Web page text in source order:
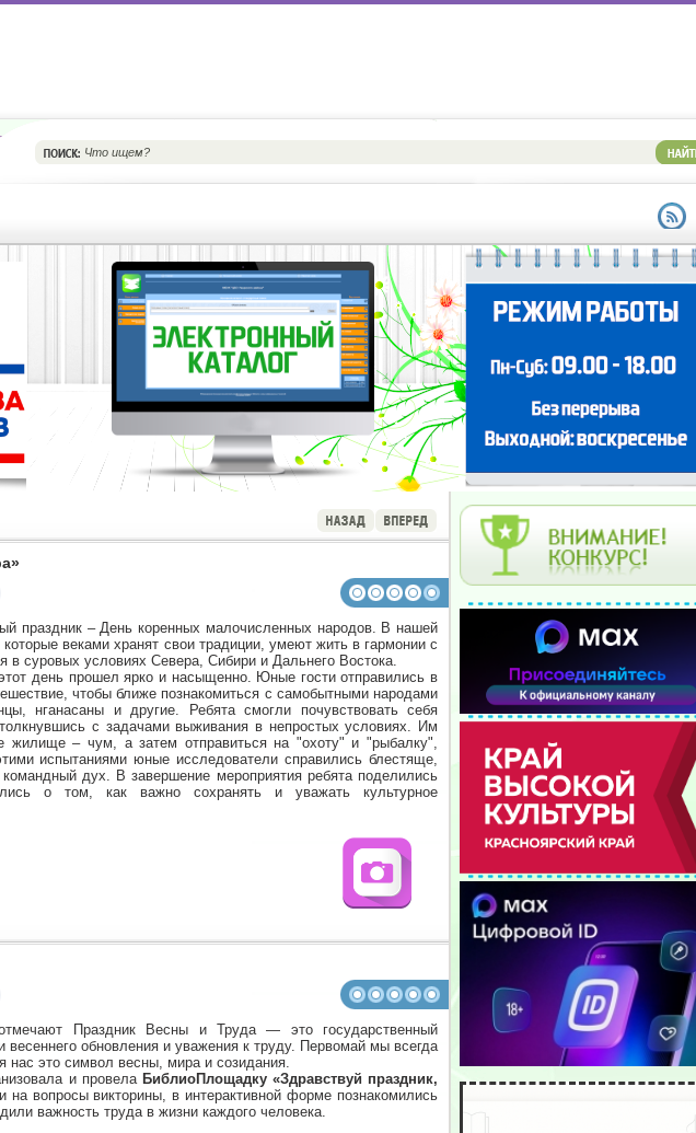
праздник – День коренных малочисленных народов. В нашей
веками хранят свои традиции, умеют жить в гармонии с
в суровых условиях Севера, Сибири и Дальнего Востока.
день прошел ярко и насыщенно. Юные гости отправились в
чтобы ближе познакомиться с самобытными народами
нганасаны и другие. Ребята смогли почувствовать себя
с задачами выживания в непростых условиях. Им
жилище – чум, а затем отправиться на "охоту" и "рыбалку",
испытаниями юные исследователи справились блестяще,
дух. В завершение мероприятия ребята поделились
о том, как важно сохранять и уважать культурное
Праздник Весны и Труда — это государственный
весеннего обновления и уважения к труду. Первомай мы всегда
нас это символ весны, мира и созидания.
и провела БиблиоПлощадку «Здравствуй праздник,
на вопросы викторины, в интерактивной форме познакомились
важность труда в жизни каждого человека.